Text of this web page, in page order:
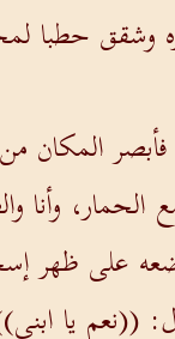
وشقق حطبا
فأبصر المكان
الحمار،
على ظهر
((نعم يا